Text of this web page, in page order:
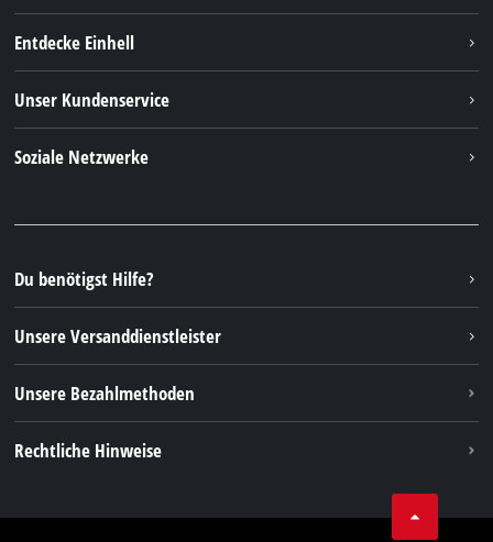
Entdecke Einhell
Einhell Germany AG
Unser Kundenservice
Soziale Netzwerke
Instagram
TikTok
Pinterest
Du benötigst Hilfe?
Unsere Versanddienstleister
Unsere Bezahlmethoden
Rechtliche Hinweise